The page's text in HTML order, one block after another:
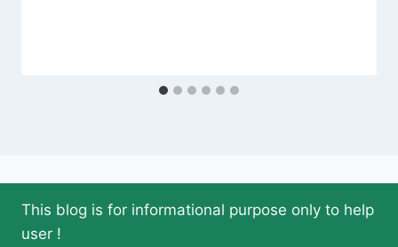
This blog is for informational purpose only to help
user !